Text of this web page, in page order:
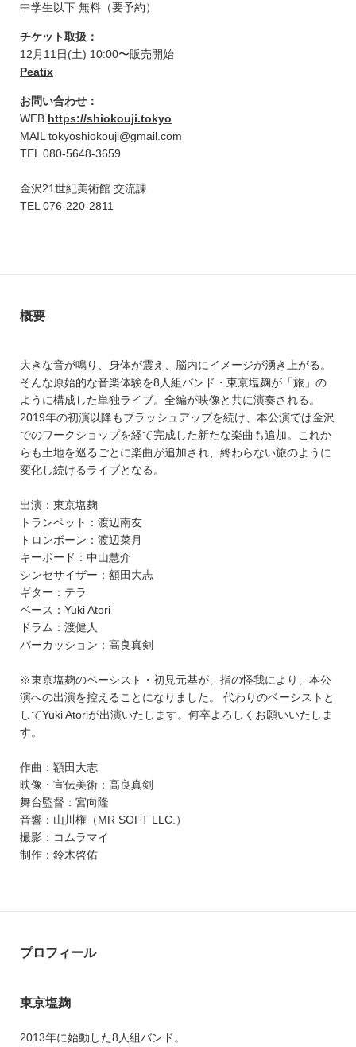
中学生以下 無料（要予約）
チケット取扱：
12月11日(土) 10:00〜販売開始
Peatix
お問い合わせ：
WEB https://shiokouji.tokyo
MAIL tokyoshiokouji@gmail.com
TEL 080-5648-3659
金沢21世紀美術館 交流課
TEL 076-220-2811
概要
大きな音が鳴り、身体が震え、脳内にイメージが湧き上がる。
そんな原始的な音楽体験を8人組バンド・東京塩麹が「旅」の
ように構成した単独ライブ。全編が映像と共に演奏される。
2019年の初演以降もブラッシュアップを続け、本公演では金沢
でのワークショップを経て完成した新たな楽曲も追加。これか
らも土地を巡るごとに楽曲が追加され、終わらない旅のように
変化し続けるライブとなる。
出演：東京塩麹
トランペット：渡辺南友
トロンボーン：渡辺菜月
キーボード：中山慧介
シンセサイザー：額田大志
ギター：テラ
ベース：Yuki Atori
ドラム：渡健人
パーカッション：高良真剣
※東京塩麹のベーシスト・初見元基が、指の怪我により、本公
演への出演を控えることになりました。 代わりのベーシストと
してYuki Atoriが出演いたします。何卒よろしくお願いいたしま
す。
作曲：額田大志
映像・宣伝美術：高良真剣
舞台監督：宮向隆
音響：山川権（MR SOFT LLC.）
撮影：コムラマイ
制作：鈴木啓佑
プロフィール
東京塩麹
2013年に始動した8人組バンド。